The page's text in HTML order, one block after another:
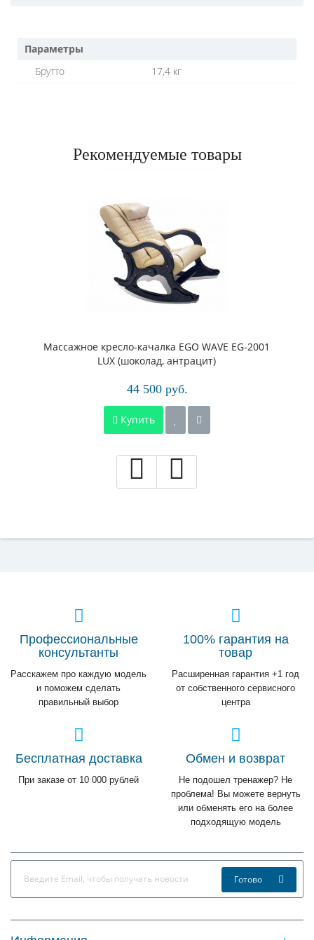
Параметры
Брутто
17,4 кг
Рекомендуемые товары
Массажное кресло-качалка EGO WAVE EG-2001
LUX (шоколад, антрацит)
44 500 руб.
Купить
Профессиональные
консультанты
Расскажем про каждую модель
и поможем сделать
правильный выбор
100% гарантия на
товар
Расширенная гарантия +1 год
от собственного сервисного
центра
Бесплатная доставка
При заказе от 10 000 рублей
Обмен и возврат
Не подошел тренажер? Не
проблема! Вы можете вернуть
или обменять его на более
подходящую модель
Готово